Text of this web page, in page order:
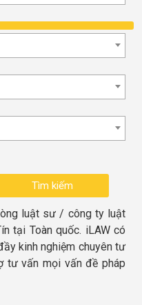
luật sư / công ty luật
tại Toàn quốc. iLAW có
kinh nghiệm chuyên tư
tư vấn mọi vấn đề pháp